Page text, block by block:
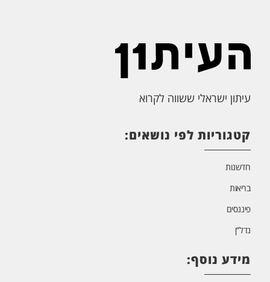
עיתון ישראלי ששווה לקרוא
קטגוריות לפי נושאים:
חדשנות
בריאות
פיננסים
נדל”ן
מידע נוסף: